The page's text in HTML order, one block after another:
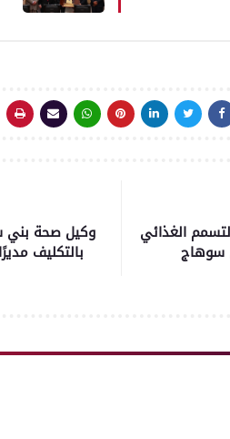
وكيل صحة بني
بالتكليف
4 فتيات بالتسمم الغذائي
سوهاج